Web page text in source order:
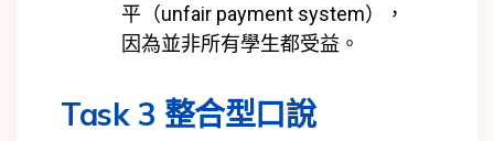
平（unfair payment system），
因為並非所有學生都受益。
Task 3 整合型口說